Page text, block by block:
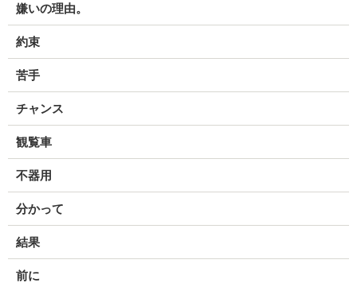
嫌いの理由。
約束
苦手
チャンス
観覧車
不器用
分かって
結果
前に